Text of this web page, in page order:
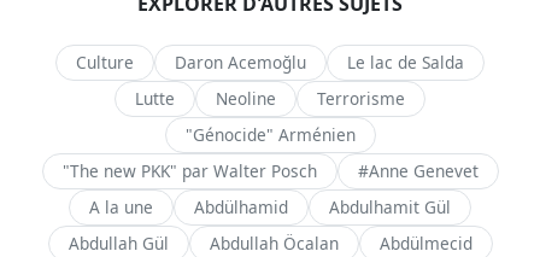
Culture Daron Acemoğlu
Le lac de Salda
Lutte
Neoline
Terrorisme
"Génocide" Arménien
"The new PKK" par Walter Posch
#Anne Genevet
A la une
Abdülhamid
Abdulhamit Gül
Abdullah Gül
Abdullah Öcalan Abdülmecid